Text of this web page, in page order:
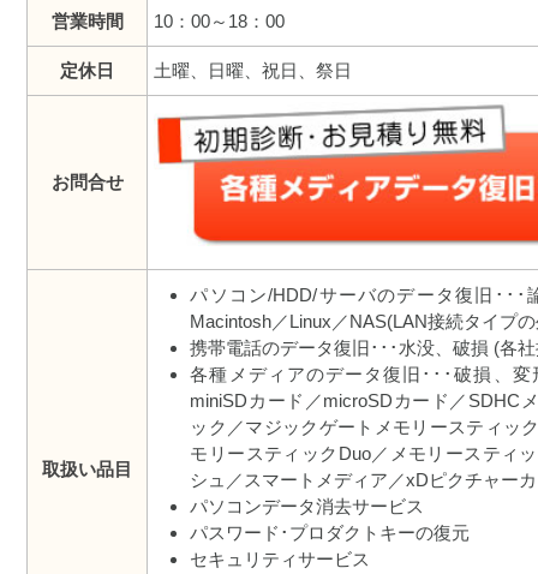
営業時間 10：00～18：00
定休日 土曜、日曜、祝日、祭日
お問合せ
取扱い品目
パソコン/HDD/サーバのデータ復旧･･･
Macintosh／Linux／NAS(LAN接続タイプ
携帯電話のデータ復旧･･･水没、破損 (各
各種メディアのデータ復旧･･･破損、
miniSDカード／microSDカード／SDHC
ック／マジックゲートメモリースティッ
モリースティックDuo／メモリースティ
シュ／スマートメディア／xDピクチャー
パソコンデータ消去サービス
パスワード･プロダクトキーの復元
セキュリティサービス